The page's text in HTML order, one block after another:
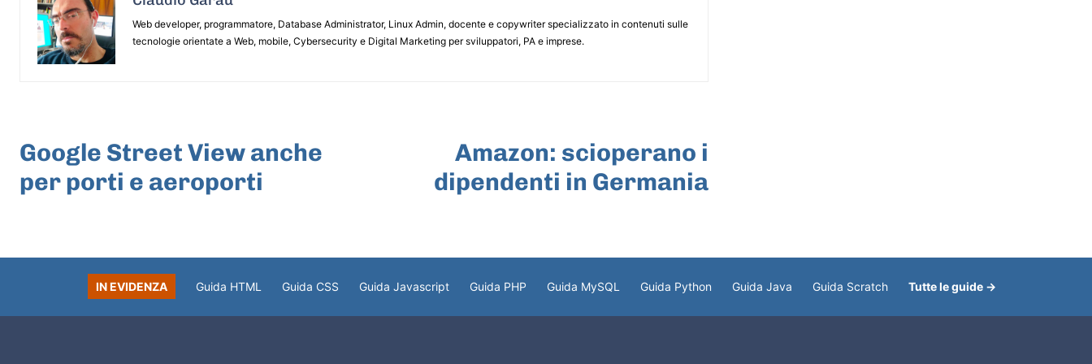
Web developer, programmatore, Database Administrator, Linux Admin, docente e copywriter specializzato in contenuti sulle
tecnologie orientate a Web, mobile, Cybersecurity e Digital Marketing per sviluppatori, PA e imprese.
Google Street View anche
per porti e aeroporti
Amazon: scioperano i
dipendenti in Germania
IN EVIDENZA Guida HTML Guida CSS Guida Javascript Guida PHP Guida MySQL Guida Python Guida Java Guida Scratch Tutte le guide →